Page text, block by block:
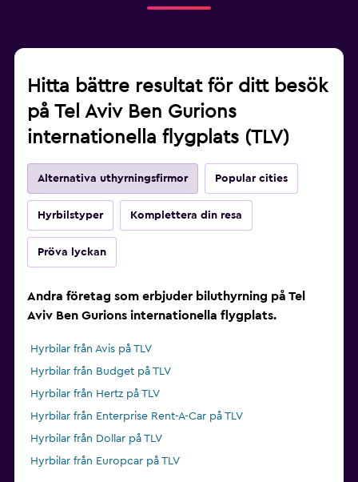
Hitta bättre resultat för ditt besök
på Tel Aviv Ben Gurions
internationella flygplats (TLV)
Alternativa uthyrningsfirmor Popular cities
Hyrbilstyper Komplettera din resa
Pröva lyckan
Andra företag som erbjuder biluthyrning på Tel
Aviv Ben Gurions internationella flygplats.
Hyrbilar från Avis på TLV
Hyrbilar från Budget på TLV
Hyrbilar från Hertz på TLV
Hyrbilar från Enterprise Rent-A-Car på TLV
Hyrbilar från Dollar på TLV
Hyrbilar från Europcar på TLV